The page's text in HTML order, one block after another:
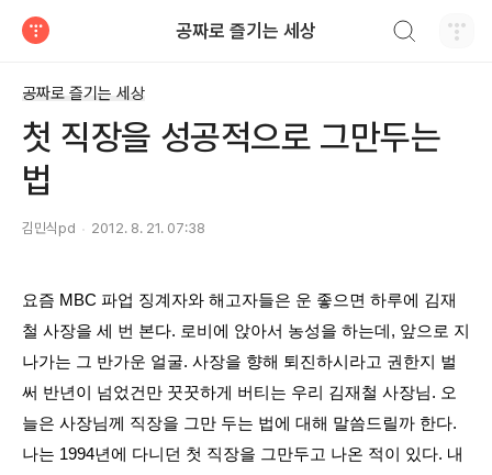
공짜로 즐기는 세상
공짜로 즐기는 세상
첫 직장을 성공적으로 그만두는
법
김민식pd 2012. 8. 21. 07:38
요즘 MBC 파업 징계자와 해고자들은 운 좋으면 하루에 김재
철 사장을 세 번 본다. 로비에
앉아서 농성을 하는데, 앞으로 지
나가는 그 반가운 얼굴. 사장을 향해 퇴진하시라고 권한지 벌
써 반년이 넘었건만 꿋꿋하게 버티는 우리 김재철 사장님. 오
늘은 사장님께 직장을 그만 두는 법에 대해 말씀드릴까 한다.
나는 1994년에 다니던 첫 직장을 그만두고 나온 적이 있다. 내